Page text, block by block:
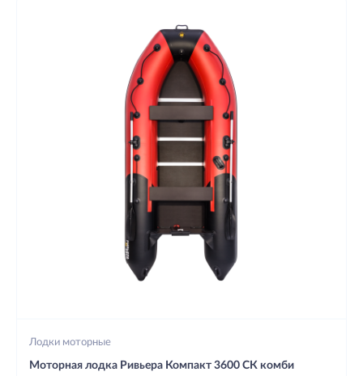
Лодки моторные
Моторная лодка Ривьера Компакт 3600 СК комби